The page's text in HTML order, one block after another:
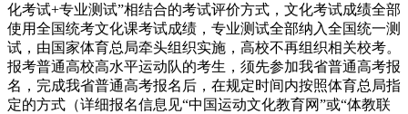
化考试+专业测试”相结合的考试评价方式，文化考试成绩全部
使用全国统考文化课考试成绩，专业测试全部纳入全国统一测
试，由国家体育总局牵头组织实施，高校不再组织相关校考。
报考普通高校高水平运动队的考生，须先参加我省普通高考报
名，完成我省普通高考报名后，在规定时间内按照体育总局指
定的方式（详细报名信息见“中国运动文化教育网”或“体教联